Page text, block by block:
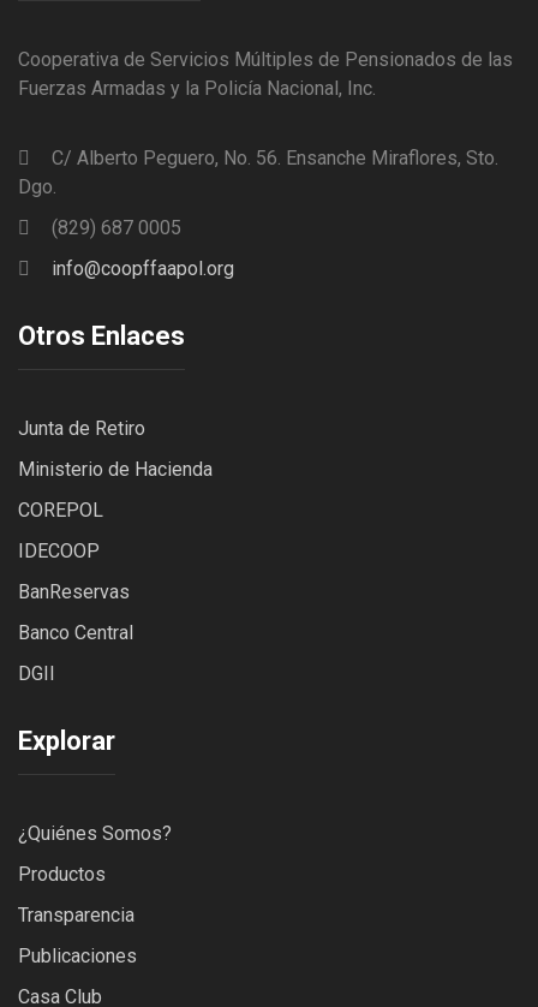
Cooperativa de Servicios Múltiples de Pensionados de las
Fuerzas Armadas y la Policía Nacional, Inc.
C/ Alberto Peguero, No. 56. Ensanche Miraflores, Sto.
Dgo.
(829) 687 0005
info@coopffaapol.org
Otros Enlaces
Junta de Retiro
Ministerio de Hacienda
COREPOL
IDECOOP
BanReservas
Banco Central
DGII
Explorar
¿Quiénes Somos?
Productos
Transparencia
Publicaciones
Casa Club